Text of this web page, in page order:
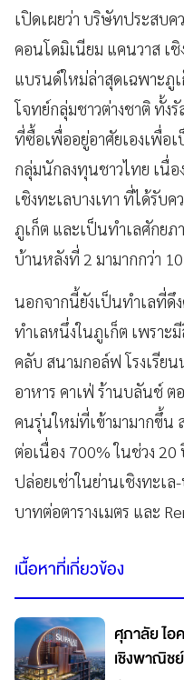
เปิดเผยว่า บริษัทประสบค
คอนโดมิเนียม แคนวาส เ
แบรนด์ใหม่ล่าสุดเฉพาะภู
โจทย์กลุ่มชาวต่างชาติ ทั้ง
ที่ซื้อเพื่ออยู่อาศัยเองเพื่อ
กลุ่มนักลงทุนชาวไทย เนื่อ
เชิงทะเลบางเทา ที่ได้รับ
ภูเก็ต และเป็นทำเลศักยภ
บ้านหลังที่ 2 มามากกว่า
นอกจากนี้ยังเป็นทำเลที่ดึ
ทำเลหนึ่งในภูเก็ต เพราะ
คลับ สนามกอล์ฟ โรงเรีย
อาหาร คาเฟ่ ร้านบลันช์ ต
คนรุ่นใหม่ที่เข้ามามากขึ้น
ต่อเนื่อง 700% ในช่วง
ปล่อยเช่าในย่านเชิงทะเล
บาทต่อตารางเมตร และ
เนื้อหาที่เกี่ยวข้อง
ศุภาลัย ไอ
เชิงพาณิช